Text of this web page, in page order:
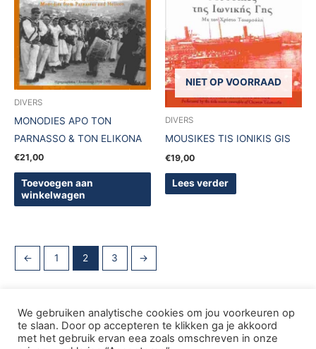
DIVERS
MONODIES APO TON
PARNASSO & TON ELIKONA
€21,00
Toevoegen aan
winkelwagen
NIET OP VOORRAAD
DIVERS
MOUSIKES TIS IONIKIS GIS
€19,00
Lees verder
← 1 2 3 →
We gebruiken analytische cookies om jou voorkeuren op
te slaan. Door op accepteren te klikken ga je akkoord
met het gebruik ervan eea zoals omschreven in onze